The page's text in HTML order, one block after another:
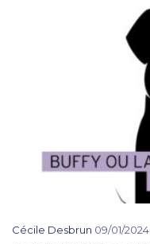
Cécile Desbrun 09/01/2024